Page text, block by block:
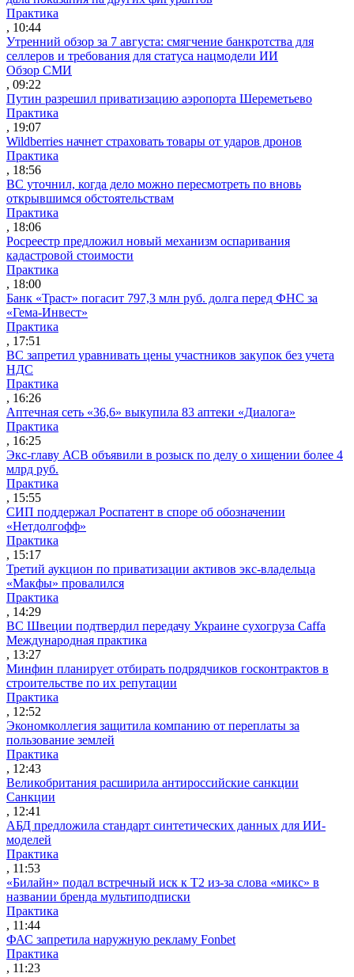
Практика
, 10:44
Утренний обзор за 7 августа: смягчение банкротства для
селлеров и требования для статуса нацмодели ИИ
Обзор СМИ
, 09:22
Путин разрешил приватизацию аэропорта Шереметьево
Практика
, 19:07
Wildberries начнет страховать товары от ударов дронов
Практика
, 18:56
ВС уточнил, когда дело можно пересмотреть по вновь
открывшимся обстоятельствам
Практика
, 18:06
Росреестр предложил новый механизм оспаривания
кадастровой стоимости
Практика
, 18:00
Банк «Траст» погасит 797,3 млн руб. долга перед ФНС за
«Гема-Инвест»
Практика
, 17:51
ВС запретил уравнивать цены участников закупок без учета
НДС
Практика
, 16:26
Аптечная сеть «36,6» выкупила 83 аптеки «Диалога»
Практика
, 16:25
Экс-главу АСВ объявили в розыск по делу о хищении более 4
млрд руб.
Практика
, 15:55
СИП поддержал Роспатент в споре об обозначении
«Нетдолгофф»
Практика
, 15:17
Третий аукцион по приватизации активов экс-владельца
«Макфы» провалился
Практика
, 14:29
ВС Швеции подтвердил передачу Украине сухогруза Caffa
Международная практика
, 13:27
Минфин планирует отбирать подрядчиков госконтрактов в
строительстве по их репутации
Практика
, 12:52
Экономколлегия защитила компанию от переплаты за
пользование землей
Практика
, 12:43
Великобритания расширила антироссийские санкции
Санкции
, 12:41
АБД предложила стандарт синтетических данных для ИИ-
моделей
Практика
, 11:53
«Билайн» подал встречный иск к Т2 из-за слова «микс» в
названии бренда мультиподписки
Практика
, 11:44
ФАС запретила наружную рекламу Fonbet
Практика
, 11:23